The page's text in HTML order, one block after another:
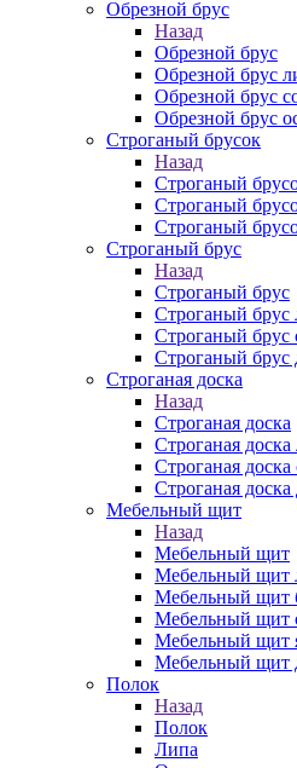
Обрезной брус
Назад
Обрезной брус
Обрезной брус
Обрезной брус
Обрезной брус
Строганый брусок
Назад
Строганый
Строганый
Строганый
Строганый брус
Назад
Строганый брус
Строганый брус
Строганый брус
Строганый брус
Строганая доска
Назад
Строганая доска
Строганая
Строганая доска
Строганая доска
Мебельный щит
Назад
Мебельный щит
Мебельный щит
Мебельный щит
Мебельный щит
Мебельный щит
Мебельный щит
Полок
Назад
Полок
Липа